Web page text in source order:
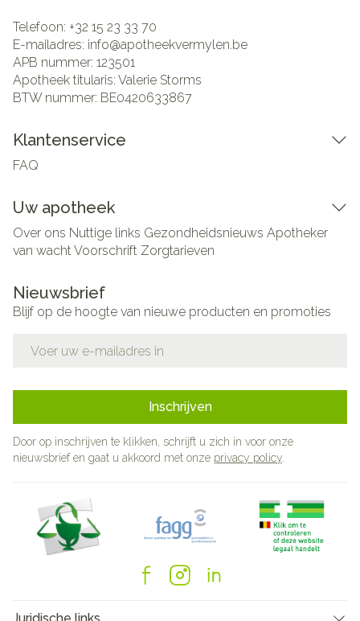
Telefoon: +32 15 23 33 70
E-mailadres: info@apotheekvermylen.be
APB nummer: 123501
Apotheek titularis: Valerie Storms
BTW nummer: BE0420633867
Klantenservice
FAQ
Uw apotheek
Over ons Nuttige links Gezondheidsnieuws Apotheker
van wachtVoorschrift Zorgtarieven
Nieuwsbrief
Blijf op de hoogte van nieuwe producten en promoties
Inschrijven
Door op inschrijven te klikken, schrijft u zich in voor onze
nieuwsbrief en gaat u akkoord met onze privacy policy